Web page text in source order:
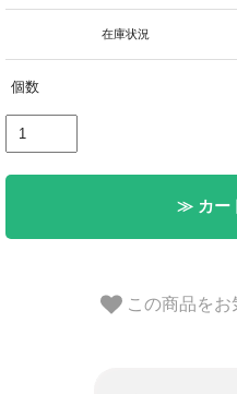
在庫状況
個数
≫ カー
この商品を